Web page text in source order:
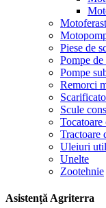
Piese de
Pompe
Pompe
Remorci
Scule
Tocatoare
Tractoare
Uleiuri
Unelte
Zootehnie
Asistență Agriterra